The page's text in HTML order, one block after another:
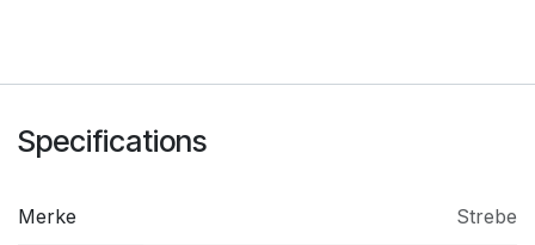
Specifications
Merke Strebe